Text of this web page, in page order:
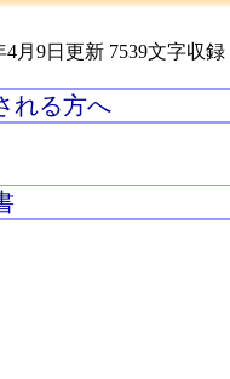
4月9日更新 7539文字収録
れる方へ